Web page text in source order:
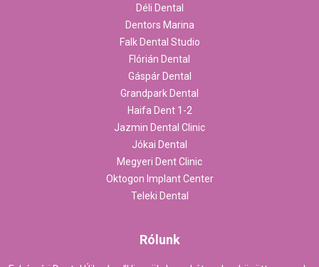
Déli Dental
Dentors Marina
Falk Dental Studio
Flórián Dental
Gáspár Dental
Grandpark Dental
Haifa Dent 1-2
Jazmin Dental Clinic
Jókai Dental
Megyeri Dent Clinic
Oktogon Implant Center
Teleki Dental
Rólunk